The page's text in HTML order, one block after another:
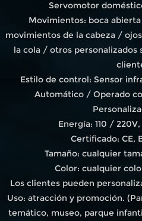
Servomotor
Movimientos: boca
movimientos de la cabeza /
la cola / otros personalizados
Estilo de control: Sensor
Automático / Operado
Energía: 110 /
Certificado: CE,
Tamaño: cualquier
Color: cualquier
Los clientes pueden
Uso: atracción y promoción.
temático, museo, parque